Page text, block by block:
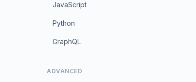
JavaScript
Python
GraphQL
ADVANCED